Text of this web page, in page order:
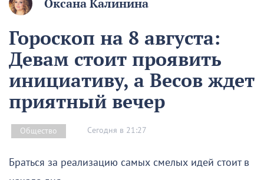
Оксана Калинина
Гороскоп на 8 августа:
Девам стоит проявить
инициативу, а Весов ждет
приятный вечер
Общество Сегодня в 21:27
Браться за реализацию самых смелых идей стоит в